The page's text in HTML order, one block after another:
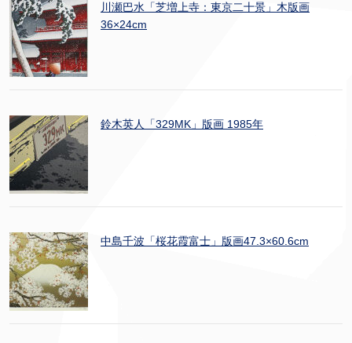
川瀬巴水「芝増上寺：東京二十景」木版画
36×24cm
鈴木英人「329MK」版画 1985年
中島千波「桜花霞富士」版画47.3×60.6cm